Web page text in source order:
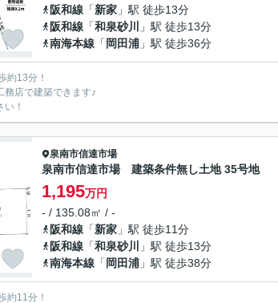
阪和線 「新家 」駅 徒歩13分
阪和線 「和泉砂川
」駅 徒歩13分
南海本線 「 岡田浦 」駅 徒歩36分
約13分！
務店で建築できます♪
！
泉南市信達市場
泉南市信達市場 建築条件無し土地 35号地
1,195万円
- / 135.08㎡ / -
阪和線 「新家 」駅 徒歩11分
阪和線 「和泉砂川
」駅 徒歩13分
南海本線 「 岡田浦 」駅 徒歩38分
約11分！